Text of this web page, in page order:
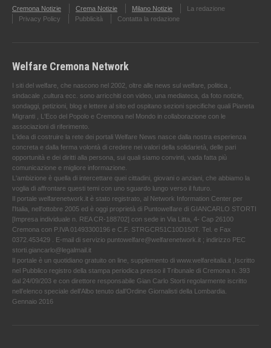
Cremona Notizie Crema Notizie Milano Notizie
La redazione
Privacy Policy
Pubblicità Contatta la redazione
Welfare Cremona Network
I siti del welfare, che nascono nel 2002, oltre alle news sul welfare, politica ,
sindacale ,cultura ecc. sono arricchiti con video, una mediateca, da foto notizie,
sondaggi, petizioni, blog e lettere al sito ed ospitano sezioni specifiche quali Pianeta
Migranti , L'Eco del Popolo e Cremona nel Mondo in collaborazione con le
associazioni di riferimento.
L'idea di costruire la rete dei portali Welfare News nasce dalla nostra esperienza
concreta e dalla ferma volontà di credere nei valori della solidarietà, delle pari
opportunità e dei diritti alla persona, sui quali siamo convinti, vada fatta più
comunicazione e migliore informazione.
L'ambizione è quella di intercettare quei cittadini, giovani o anziani, che abbiamo la
voglia di affrontare questi temi con uno sguardo lungo verso il futuro.
Il portale welfarenetwork.it è stato registrato, al Network Information Center per
l'Italia, nell’ottobre 2005 ed è oggi proprietà di Puntowelfare di GIANCARLO STORTI
[Impresa individuale n. REA CR-188702] con sede in Via Litta, 4- Cap 26100
Cremona con P.IVA 01493300196 e C.F. STRGCR51C10D150T. Tel. e Fax
0372.453429 . E-mail di servizio puntowelfare@welfarenetwork.it ; indirizzo PEC
storti.giancarlo@legalmail.it
Il portale è un quotidiano gratuito on line, supplemento di www.welfareitalia.it ,Iscritto
nel Pubblico registro della stampa periodica presso il Tribunale di Cremona n. 393
dal 24/09/203 e con direttore responsabile Gian Carlo Storti regolarmente iscritto
nell’elenco speciale dell’Albo tenuto dall’Ordine Giornalisti della Lombardia.
Gennaio 2016